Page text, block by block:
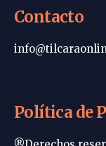
Contacto
Política de